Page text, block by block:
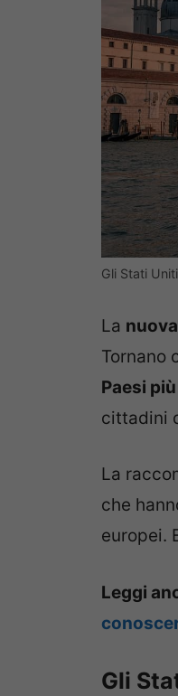
Gli Stati
La
Tornano
Paesi
cittadini
La
che
europei.
Leggi
Gli